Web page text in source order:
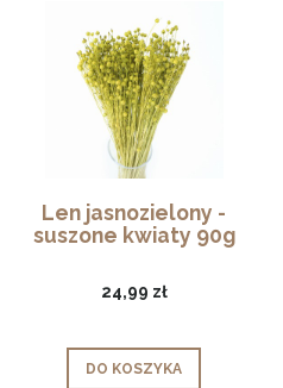
Len jasnozielony -
suszone kwiaty 90g
24,99 zł
DO KOSZYKA